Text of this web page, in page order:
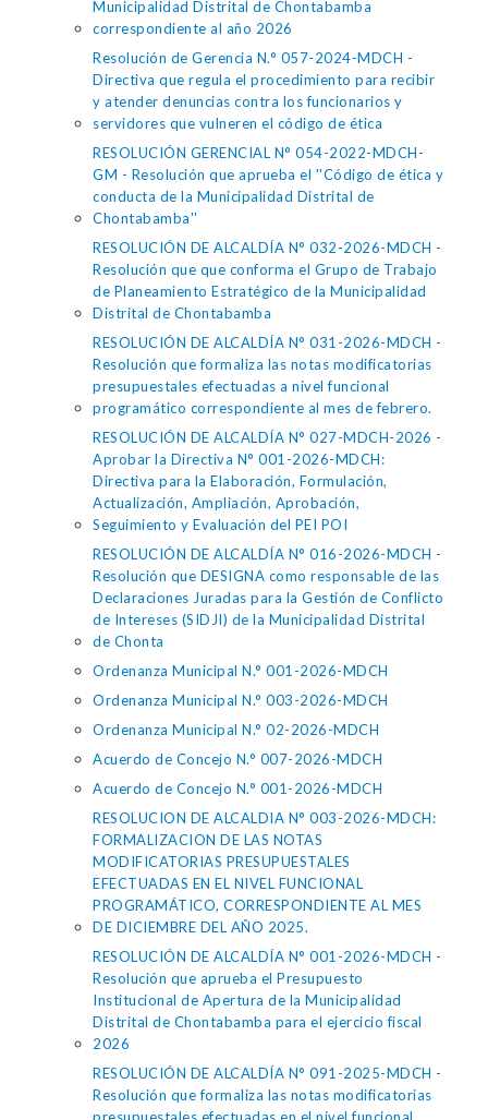
Municipalidad Distrital de Chontabamba
correspondiente al año 2026
Resolución de Gerencia N.° 057-2024-MDCH -
Directiva que regula el procedimiento para recibir
y atender denuncias contra los funcionarios y
servidores que vulneren el código de ética
RESOLUCIÓN GERENCIAL N° 054-2022-MDCH-
GM - Resolución que aprueba el ''Código de ética y
conducta de la Municipalidad Distrital de
Chontabamba''
RESOLUCIÓN DE ALCALDÍA N° 032-2026-MDCH -
Resolución que que conforma el Grupo de Trabajo
de Planeamiento Estratégico de la Municipalidad
Distrital de Chontabamba
RESOLUCIÓN DE ALCALDÍA N° 031-2026-MDCH -
Resolución que formaliza las notas modificatorias
presupuestales efectuadas a nivel funcional
programático correspondiente al mes de febrero.
RESOLUCIÓN DE ALCALDÍA N° 027-MDCH-2026 -
Aprobar la Directiva N° 001-2026-MDCH:
Directiva para la Elaboración, Formulación,
Actualización, Ampliación, Aprobación,
Seguimiento y Evaluación del PEI POI
RESOLUCIÓN DE ALCALDÍA N° 016-2026-MDCH -
Resolución que DESIGNA como responsable de las
Declaraciones Juradas para la Gestión de Conflicto
de Intereses (SIDJI) de la Municipalidad Distrital
de Chonta
Ordenanza Municipal N.° 001-2026-MDCH
Ordenanza Municipal N.° 003-2026-MDCH
Ordenanza Municipal N.° 02-2026-MDCH
Acuerdo de Concejo N.° 007-2026-MDCH
Acuerdo de Concejo N.° 001-2026-MDCH
RESOLUCION DE ALCALDIA N° 003-2026-MDCH:
FORMALIZACION DE LAS NOTAS
MODIFICATORIAS PRESUPUESTALES
EFECTUADAS EN EL NIVEL FUNCIONAL
PROGRAMÁTICO, CORRESPONDIENTE AL MES
DE DICIEMBRE DEL AÑO 2025.
RESOLUCIÓN DE ALCALDÍA N° 001-2026-MDCH -
Resolución que aprueba el Presupuesto
Institucional de Apertura de la Municipalidad
Distrital de Chontabamba para el ejercicio fiscal
2026
RESOLUCIÓN DE ALCALDÍA N° 091-2025-MDCH -
Resolución que formaliza las notas modificatorias